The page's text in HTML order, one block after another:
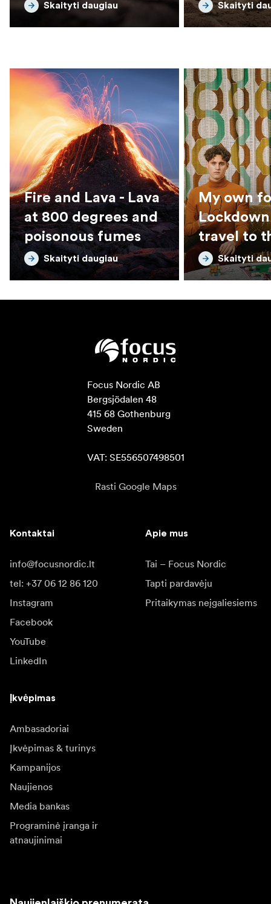
Tamron lenses
Skaityti daugiau
wildlife
Skaityti
Fire and Lava - Lava
at 800 degrees and
poisonous fumes
Skaityti daugiau
My own
travel to
seventies
Skaityti
Focus Nordic AB
Bergsjödalen 48
415 68 Gothenburg
Sweden
VAT: SE556507498501
Rasti Google Maps
Kontaktai
info@focusnordic.lt
tel: +37 06 12 86 120
Instagram
Facebook
YouTube
LinkedIn
Apie mus
Tai – Focus Nordic
Tapti pardavėju
Pritaikymas neįgaliesiems
Įkvėpimas
Ambasadoriai
Įkvėpimas & turinys
Kampanijos
Naujienos
Media bankas
Programinė įranga ir
atnaujinimai